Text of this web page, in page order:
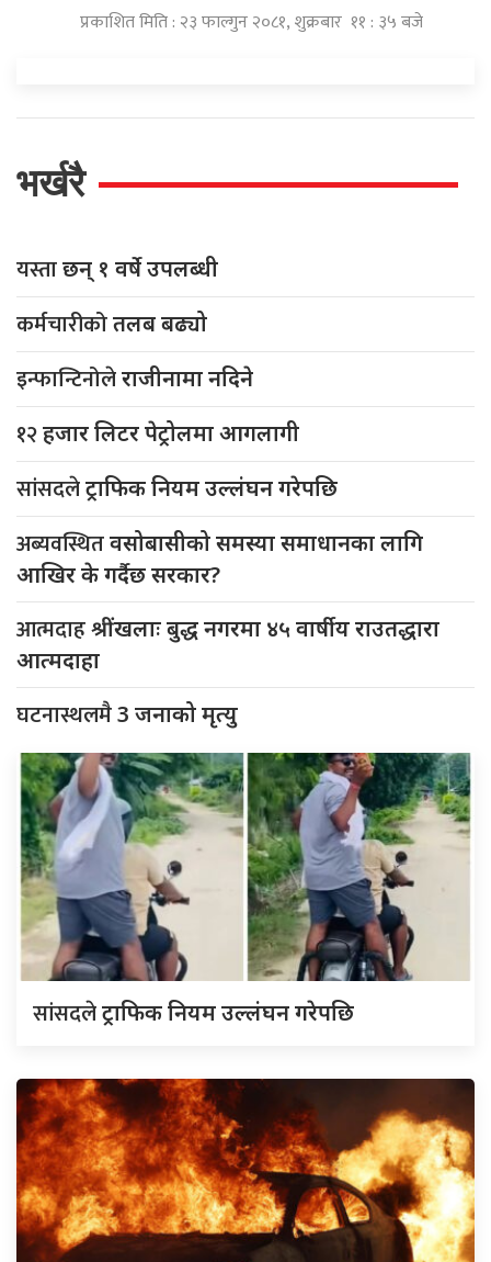
प्रकाशित मिति : २३ फाल्गुन २०८१, शुक्रबार ११ : ३५ बजे
भर्खरै
यस्ताछन् १ वर्षे उपलब्धी
कर्मचारीकोतलब बढ्यो
इन्फान्टिनोलेराजीनामा नदिने
१२हजार लिटर पेट्रोलमा आगलागी
सांसदलेट्राफिक नियम उल्लंघन गरेपछि
अब्यवस्थितवसोबासीको समस्या समाधानका लागि
आखिर के गर्दैछ सरकार?
आत्मदाहश्रींखलाः बुद्ध नगरमा ४५ वार्षीय राउतद्धारा
आत्मदाहा
घटनास्थलमै3 जनाको मृत्यु
सांसदलेट्राफिक नियम उल्लंघन गरेपछि